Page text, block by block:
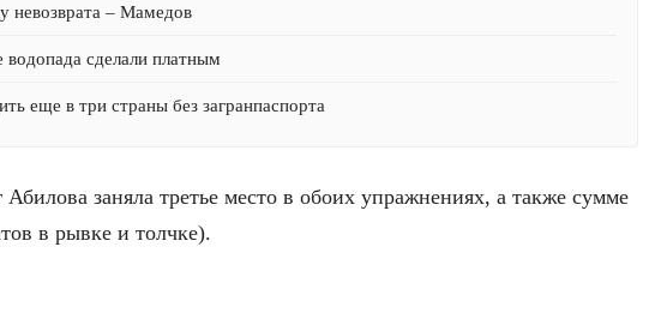
невозврата – Мамедов
сделали платным
еще в три страны без загранпаспорта
заняла третье место в обоих упражнениях, а также сумме
в рывке и толчке).